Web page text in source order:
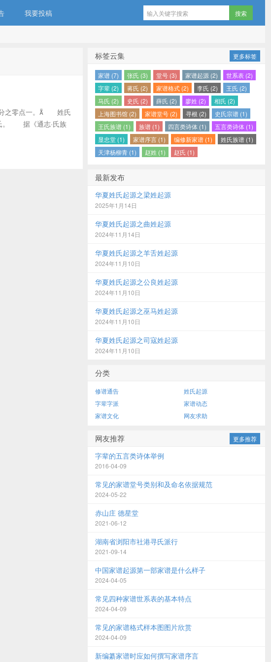
我要投稿
分之零点一。 姓氏
。 据《通志·氏族
更多标签
标签云集
家谱 (7) 张氏 (3) 堂号 (3) 家谱起源 (2)
世系表 (2)
字辈 (2)
蒋氏 (2) 家谱格式 (2) 李氏 (2)
王氏 (2)
马氏 (2)
史氏 (2) 薛氏 (2) 廖姓 (2)
相氏 (2)
上海图书馆 (2)
家谱堂号 (2) 寻根 (2)
史氏宗谱 (1)
王氏族谱 (1)
族谱 (1) 四言类诗体 (1)
五言类诗体 (1)
显忠堂 (1)
家谱序言 (1) 编修新家谱 (1)
姓氏族谱 (1)
天津杨柳青 (1)
赵姓 (1) 赵氏 (1)
最新发布
华夏姓氏起源之梁姓起源
2025年1月14日
华夏姓氏起源之曲姓起源
2024年11月14日
华夏姓氏起源之羊舌姓起源
2024年11月10日
华夏姓氏起源之公良姓起源
2024年11月10日
华夏姓氏起源之巫马姓起源
2024年11月10日
华夏姓氏起源之司寇姓起源
2024年11月10日
分类
修谱通告
姓氏起源
字辈字派
家谱动态
家谱文化
网友求助
更多推荐
网友推荐
字辈的五言类诗体举例
2016-04-09
常见的家谱堂号类别和及命名依据规范
2024-05-22
赤山庄 德星堂
2021-06-12
湖南省浏阳市社港寻氏派行
2021-09-14
中国家谱起源第一部家谱是什么样子
2024-04-05
常见四种家谱世系表的基本特点
2024-04-09
常见的家谱格式样本图图片欣赏
2024-04-09
新编纂家谱时应如何撰写家谱序言